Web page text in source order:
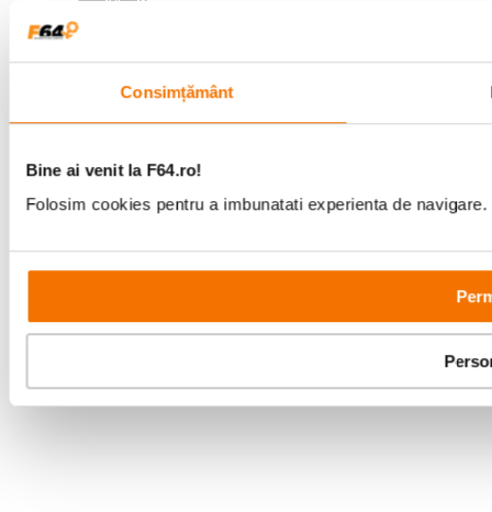
Consimțământ
Bine ai venit la F64.ro!
Folosim cookies pentru a imbunatati experienta de